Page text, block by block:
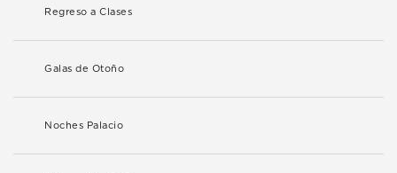
Regreso a Clases
Galas de Otoño
Noches Palacio